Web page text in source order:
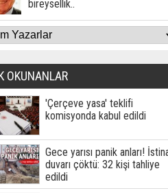
bireysellik..
OKUNANLAR
'Çerçeve yasa' teklifi
komisyonda kabul edildi
Gece yarısı panik anları!
duvarı çöktü: 32 kişi tahliye
edildi